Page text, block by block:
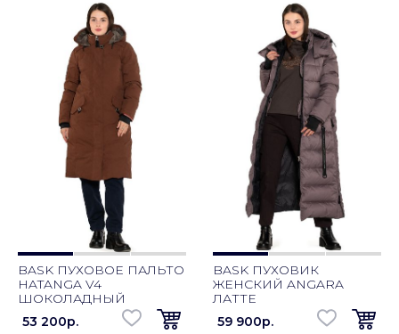
BASK ПУХОВОЕ ПАЛЬТО
HATANGA V4
ШОКОЛАДНЫЙ
53 200p.
BASK ПУХОВИК
ЖЕНСКИЙ ANGARA
ЛАТТЕ
59 900p.